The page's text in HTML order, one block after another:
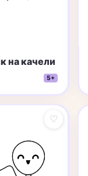
на качели
5+
♡